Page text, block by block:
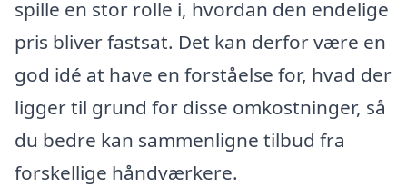
spille en stor rolle i, hvordan den endelige
pris bliver fastsat. Det kan derfor være en
god idé at have en forståelse for, hvad der
ligger til grund for disse omkostninger, så
du bedre kan sammenligne tilbud fra
forskellige håndværkere.